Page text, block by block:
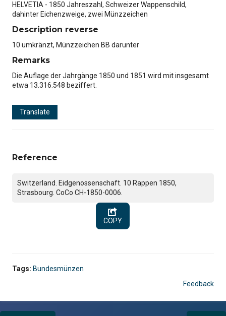
HELVETIA - 1850 Jahreszahl, Schweizer Wappenschild,
dahinter Eichenzweige, zwei Münzzeichen
Description reverse
10 umkränzt, Münzzeichen BB darunter
Remarks
Die Auflage der Jahrgänge 1850 und 1851 wird mit insgesamt
etwa 13.316.548 beziffert.
Translate
Reference
Switzerland. Eidgenossenschaft. 10 Rappen 1850,
Strasbourg. CoCo CH-1850-0006.
COPY
Tags: Bundesmünzen
Feedback